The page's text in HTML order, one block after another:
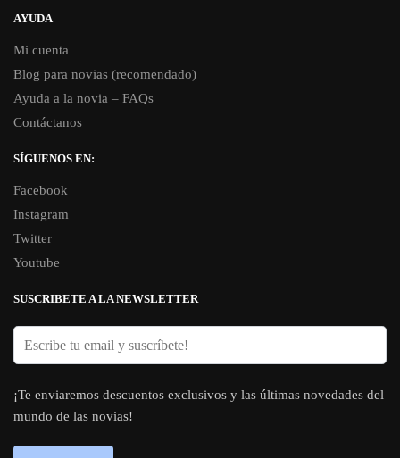
AYUDA
Mi cuenta
Blog para novias (recomendado)
Ayuda a la novia – FAQs
Contáctanos
SÍGUENOS EN:
Facebook
Instagram
Twitter
Youtube
SUSCRIBETE A LA NEWSLETTER
¡Te enviaremos descuentos exclusivos y las últimas novedades del
mundo de las novias!